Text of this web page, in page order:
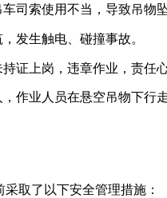
司索使用不当，导致吊物坠
发生触电、碰撞事故。
证上岗，违章作业，责任心
作业人员在悬空吊物下行走
取了以下安全管理措施：